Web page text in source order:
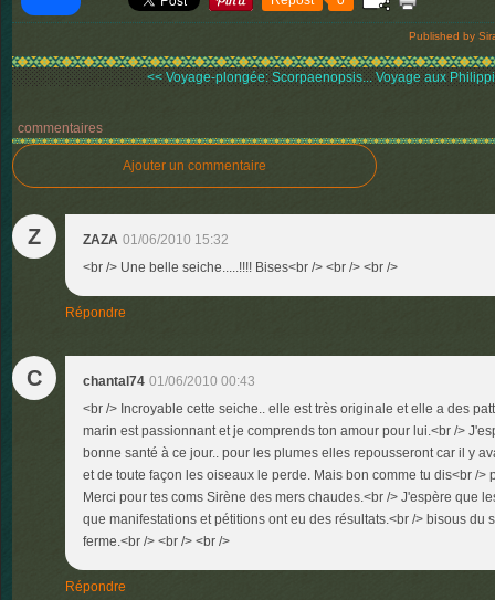
Published by
<< Voyage-plongée: Scorpaenopsis... Voyage aux
commentaires
Ajouter un commentaire
Z ZAZA 01/06/2010 15:32
<br /> Une belle seiche.....!!!! Bises<br /> <br /> <br />
Répondre
C chantal74 01/06/2010 00:43
<br /> Incroyable cette seiche.. elle est très originale et elle a des
marin est passionnant et je comprends ton amour pour lui.<br />
bonne santé à ce jour.. pour les plumes elles repousseront car il y
et de toute façon les oiseaux le perde. Mais bon comme tu dis<br />
Merci pour tes coms Sirène des mers chaudes.<br /> J'espère que
que manifestations et pétitions ont eu des résultats.<br /> bisous du
ferme.<br /> <br /> <br />
Répondre